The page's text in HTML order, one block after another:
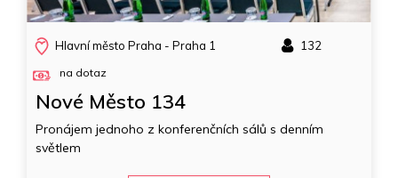
Hlavní město Praha - Praha 1 132
na dotaz
Nové Město 134
Pronájem jednoho z konferenčních sálů s denním
světlem